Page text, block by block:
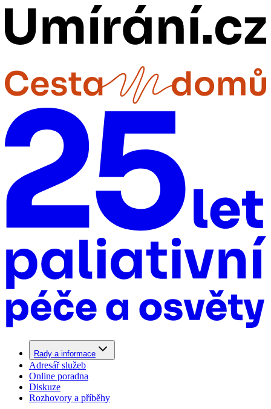
Rady a informace
Adresář služeb
Online poradna
Diskuze
Rozhovory a příběhy